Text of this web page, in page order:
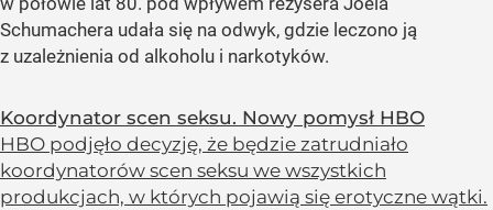
Schumachera udała się na odwyk, gdzie leczono ją
z uzależnienia od alkoholu i narkotyków.
Koordynator scen seksu. Nowy pomysł HBO
HBO podjęło decyzję, że będzie zatrudniało
koordynatorów scen seksu we wszystkich
produkcjach, w których pojawią się erotyczne wątki.